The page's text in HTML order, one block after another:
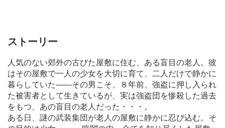
ストーリー
人気のない郊外の古びた屋敷に住む、ある盲目の老人。彼
はその屋敷で一人の少女を大切に育て、二人だけで静かに
暮らしていた――その男こそ、８年前、強盗に押し入られ
た被害者として生きているが、実は強盗団を惨殺した過去
をもつ、あの盲目の老人だった・・・。
ある日、謎の武装集団が老人の屋敷に静かに忍び込む。そ